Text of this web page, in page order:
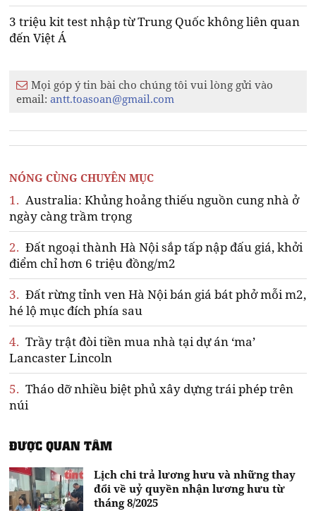
3 triệu kit test nhập từ Trung Quốc không liên quan
đến Việt Á
Mọi góp ý tin bài cho chúng tôi vui lòng gửi vào
email:antt.toasoan@gmail.com
NÓNG CÙNG CHUYÊN MỤC
1. Australia: Khủng hoảng thiếu nguồn cung nhà ở
ngày càng trầm trọng
2. Đất ngoại thành Hà Nội sắp tấp nập đấu giá, khởi
điểm chỉ hơn 6 triệu đồng/m2
3. Đất rừng tỉnh ven Hà Nội bán giá bát phở mỗi m2,
hé lộ mục đích phía sau
4. Trầy trật đòi tiền mua nhà tại dự án ‘ma’
Lancaster Lincoln
5. Tháo dỡ nhiều biệt phủ xây dựng trái phép trên
núi
ĐƯỢC QUAN TÂM
Lịch chi trả lương hưu và những thay
đổi về uỷ quyền nhận lương hưu từ
tháng 8/2025